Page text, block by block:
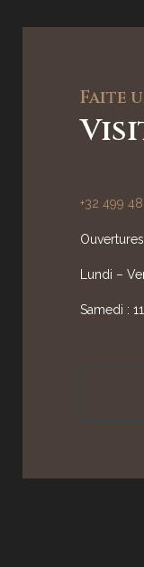
Faite
+32 499
Lundi –
Samedi :